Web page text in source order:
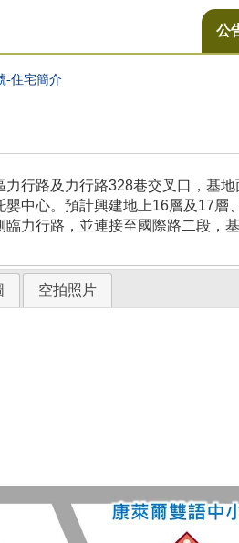
公
-住宅簡介
力行路及力行路328巷交叉口，基
中心。預計興建地上16層及17層
力行路，並連接至國際路二段，
空拍照片